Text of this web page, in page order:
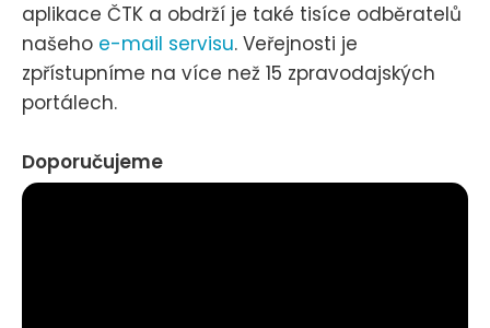
aplikace ČTK a obdrží je také tisíce odběratelů
našeho e-mail servisu. Veřejnosti je
zpřístupníme na více než 15 zpravodajských
portálech.
Doporučujeme